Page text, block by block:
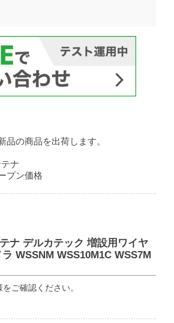
品の商品を出荷します。
ナ
プン価格
ナ デルカテック 増設用ワイヤ
WSSNM WSS10M1C WSS7M
ご確認ください。